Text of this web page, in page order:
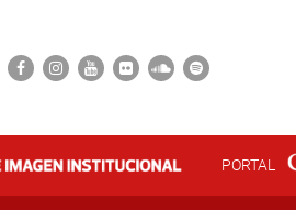
PORTAL